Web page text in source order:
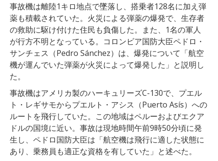
事故機は離陸1キロ地点で墜落し、搭乗者128名に加え弾
薬も積載されていた。火災による弾薬の爆発で、生存者
の救助に駆け付けた住民も負傷した。また、1名の軍人
が行方不明となっている。コロンビア国防大臣ペドロ・
サンチェス（Pedro Sánchez）は、爆発について「航空
機が運んでいた弾薬が火災によって爆発した」と説明し
た。
事故機はアメリカ製のハーキュリーズC-130で、プエル
ト・レギサモからプエルト・アシス（Puerto Asís）への
ルートを飛行していた。この地域はペルーおよびエクア
ドルの国境に近い。事故は現地時間午前9時50分頃に発
生し、ペドロ国防大臣は「航空機は飛行に適した状態に
あり、乗務員も適正な資格を有していた」と述べた。